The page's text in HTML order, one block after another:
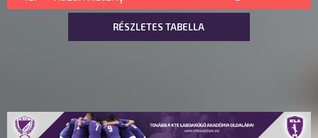
RÉSZLETES TABELLA